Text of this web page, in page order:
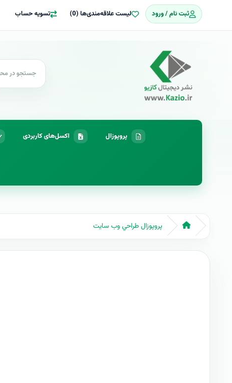
ثبت نام / ورود لیست علاقه‌مندی‌ها (0) تسویه حساب
پروپوزال اکسل‌های کاربردی
پروپوزال طراحي وب سايت